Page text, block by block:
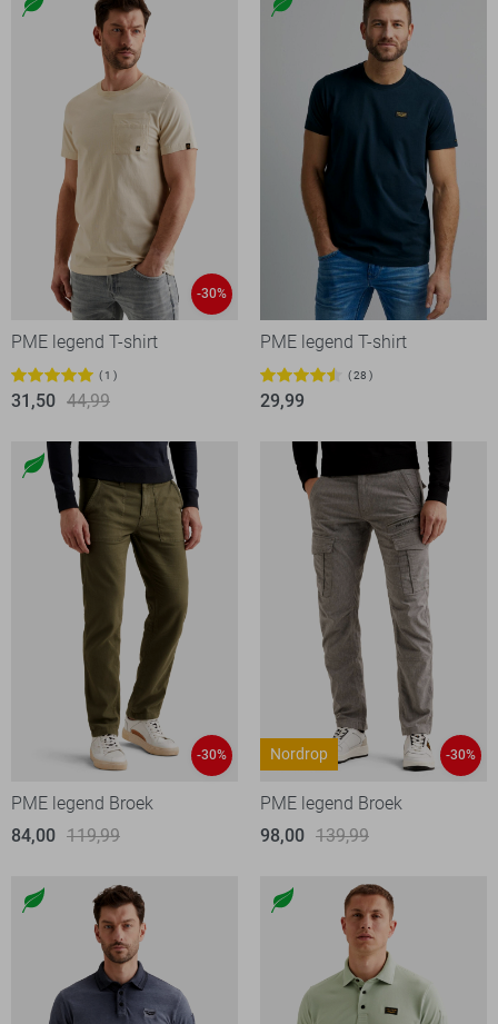
-30%
PME legend T-shirt
1
31,50 44,99
PME legend T-shirt
28
29,99
-30%
PME legend Broek
84,00 119,99
Nordrop -30%
PME legend Broek
98,00 139,99